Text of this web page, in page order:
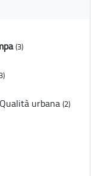
(3)
urbana (2)